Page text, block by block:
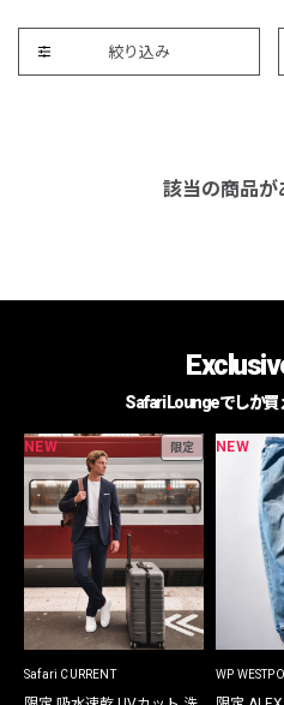
絞り込み
該当の商品が
Safari Loungeでしか
NEW 限定
Safari CURRENT
NEW
WP